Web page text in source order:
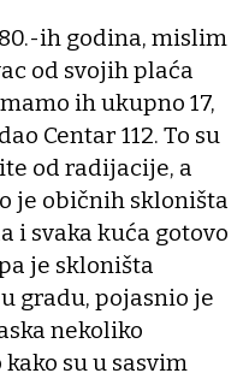
ih godina, mislim
od svojih plaća
ih ukupno 17,
Centar 112. To su
od radijacije, a
je običnih skloništa
i svaka kuća gotovo
je skloništa
gradu, pojasnio je
nekoliko
su u sasvim